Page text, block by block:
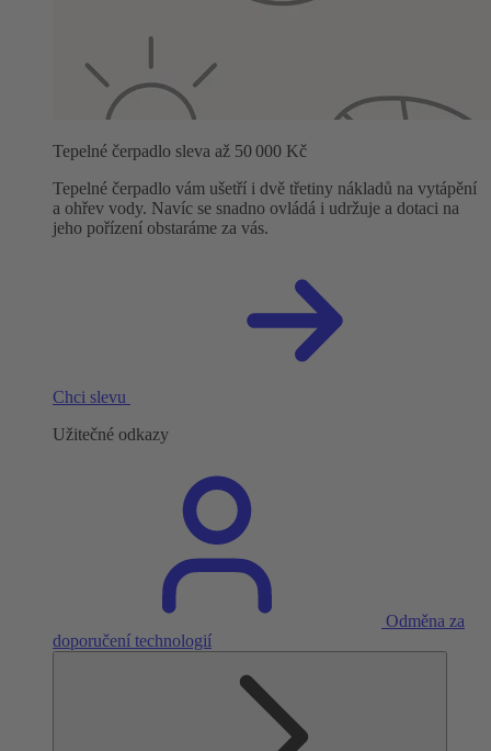
Tepelné čerpadlo sleva až 50 000 Kč
Tepelné čerpadlo vám ušetří i dvě třetiny nákladů na vytápění
a ohřev vody. Navíc se snadno ovládá i udržuje a dotaci na
jeho pořízení obstaráme za vás.
Chci slevu
Užitečné odkazy
Odměna za
doporučení technologií